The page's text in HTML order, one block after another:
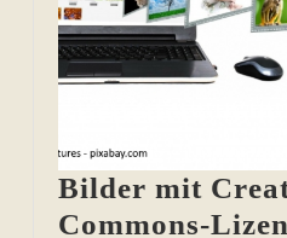
Bilder mit
Commons-